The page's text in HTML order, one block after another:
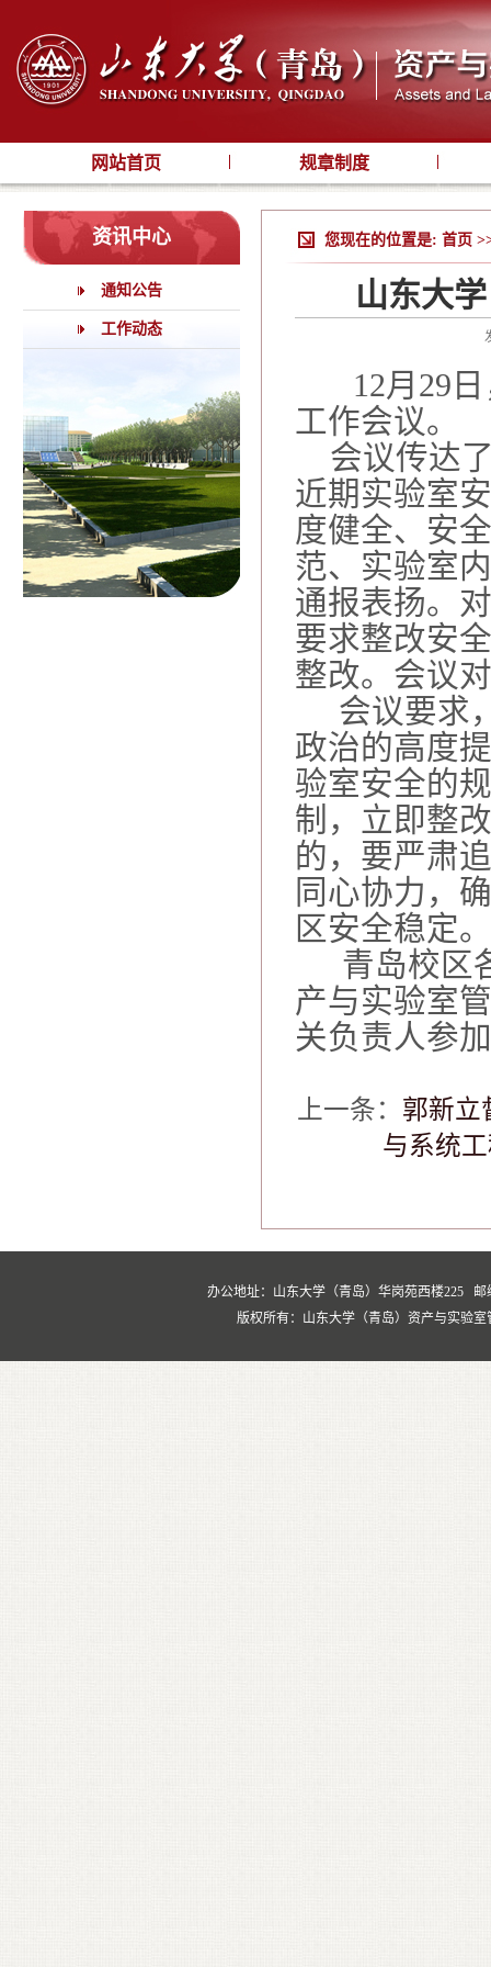
网站首页 规章制度
资讯中心
通知公告
工作动态
您现在的位置是: 首页
山东大
12月 29
工作会议。
会议传达
近期实验室
度健全、安
范、实验室
通报表扬。
要求整改安
整改。会议
会议要求
政治的高度
验室安全的
制，立即整
的，要严肃
同心协力，
区安全稳定。
青岛校区
产与实验室
关负责人参
上一条： 郭新立
与系统
办公地址：山东大学（青岛）华岗苑西楼225 邮
版权所有：山东大学（青岛）资产与实验